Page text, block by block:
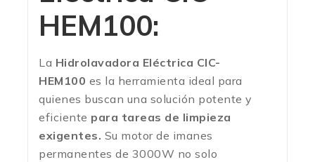
HEM100:
La Hidrolavadora Eléctrica CIC-
HEM100 es la herramienta ideal para
quienes buscan una solución potente y
eficiente para tareas de limpieza
exigentes. Su motor de imanes
permanentes de 3000W no solo